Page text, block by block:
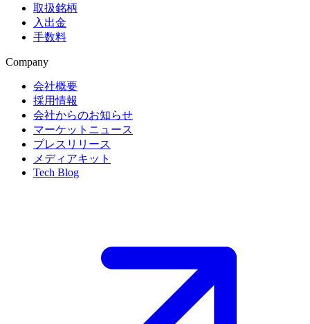
取扱銘柄
入出金
手数料
Company
会社概要
採用情報
会社からのお知らせ
マーケットニュース
プレスリリース
メディアキット
Tech Blog